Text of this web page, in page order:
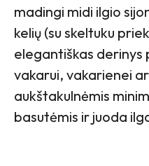
madingi midi ilgio
kelių (su skeltuku
elegantiškas derinys
vakarui, vakarienei
aukštakulnėmis
basutėmis ir juoda